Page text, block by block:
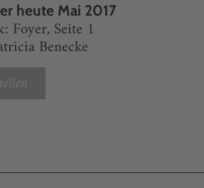
heute Mai 2017
Foyer, Seite 1
Benecke